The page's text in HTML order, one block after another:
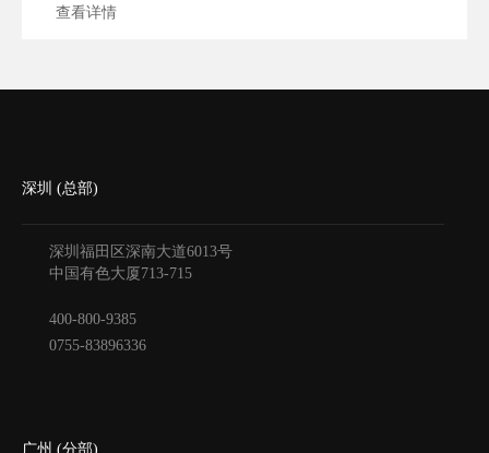
查看详情
深圳 (总部)
深圳福田区深南大道6013号
中国有色大厦713-715
400-800-9385
0755-83896336
广州 (分部)